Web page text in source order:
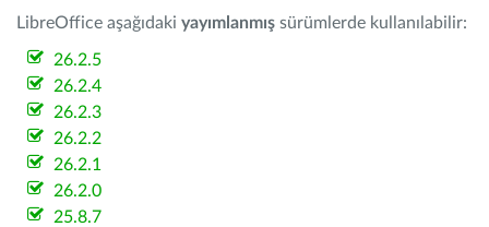
LibreOffice aşağıdaki yayımlanmış sürümlerde kullanılabilir:
26.2.5
26.2.4
26.2.3
26.2.2
26.2.1
26.2.0
25.8.7